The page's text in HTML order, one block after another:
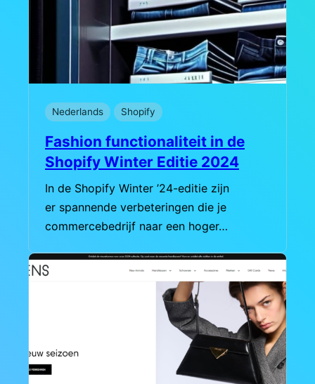
Nederlands Shopify
Fashion functionaliteit in de
Shopify Winter Editie 2024
In de Shopify Winter ’24-editie zijn
er spannende verbeteringen die je
commercebedrijf naar een hoger…